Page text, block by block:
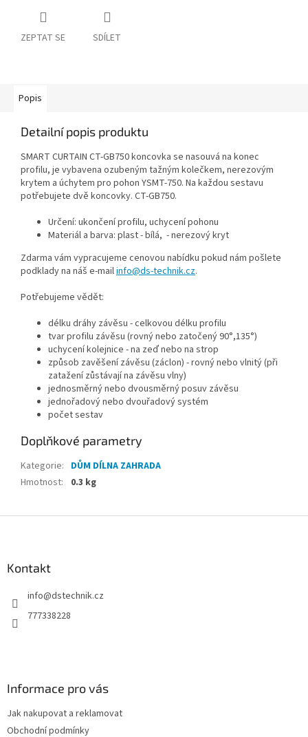
ZEPTAT SE SDÍLET
Popis
Detailní popis produktu
SMART CURTAIN CT-GB750 koncovka se nasouvá na konec
profilu, je vybavena ozubeným tažným kolečkem, nerezovým
krytem a úchytem pro pohon YSMT-750. Na každou sestavu
potřebujete dvě koncovky. CT-GB750.
Určení: ukončení profilu, uchycení pohonu
Materiál a barva: plast - bílá, - nerezový kryt
Zdarma vám vypracujeme cenovou nabídku pokud nám pošlete
podklady na náš e-mailinfo@ds-technik.cz.
Potřebujeme vědět:
délku dráhy závěsu - celkovou délku profilu
tvar profilu závěsu (rovný nebo zatočený 90°,135°)
uchycení kolejnice - na zeď nebo na strop
způsob zavěšení závěsu (záclon) - rovný nebo vlnitý (při
zatažení zůstávají na závěsu vlny)
jednosměrný nebo dvousměrný posuv závěsu
jednořadový nebo dvouřadový systém
počet sestav
Doplňkové parametry
Kategorie: DŮM DÍLNA ZAHRADA
Hmotnost: 0.3 kg
Kontakt
info@dstechnik.cz
777338228
Informace pro vás
Jak nakupovat a reklamovat
Obchodní podmínky